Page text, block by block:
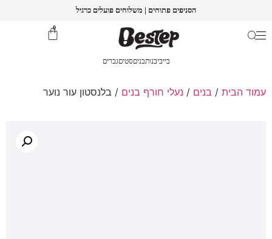
הסניפים פתוחים | משלוחים פועלים כרגיל
0
בייביבנותבניםסטיםגברים
עמוד הבית / בנים / נעלי חורף בנים / בלנסטון עור נוער